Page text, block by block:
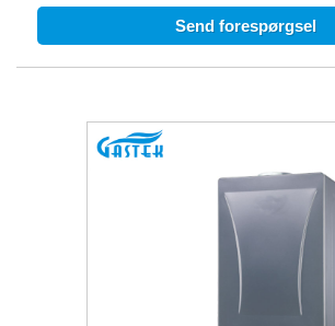
●OT termostat tilgængelig
●WIFI tilgængelig
Send forespørgsel